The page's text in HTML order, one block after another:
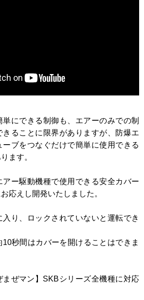
にできる制御も、エアーのみでの制
ることに限界がありますが、防爆エ
ーブをつなぐだけで簡単に使用できる
ます。
アー駆動機種で使用できる安全カバー
応えし開発いたしました。
入り、ロックされていないと運転でき
10秒間はカバーを開けることはできま
まぜマン】SKBシリーズ全機種に対応